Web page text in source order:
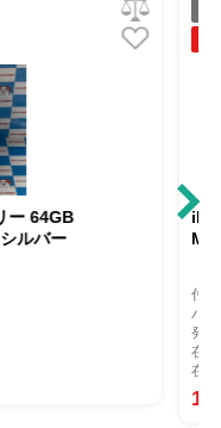
ー 64GB
ルバー
付
バ
発
在
在